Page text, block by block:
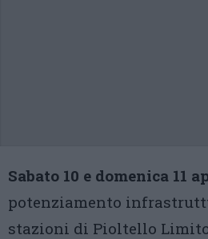
Sabato 10 e domenica 11
potenziamento
stazioni di Pioltello